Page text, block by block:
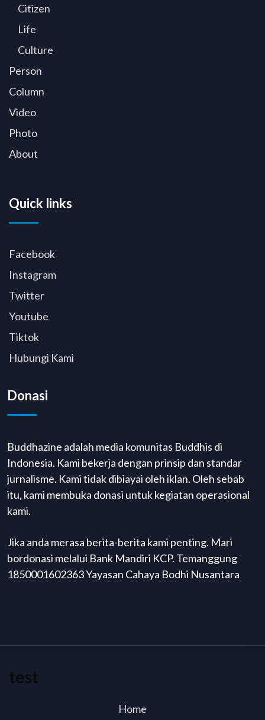
Citizen
Life
Culture
Person
Column
Video
Photo
About
Quick links
Facebook
Instagram
Twitter
Youtube
Tiktok
Hubungi Kami
Donasi
Buddhazine adalah media komunitas Buddhis di
Indonesia. Kami bekerja dengan prinsip dan standar
jurnalisme. Kami tidak dibiayai oleh iklan. Oleh sebab
itu, kami membuka donasi untuk kegiatan operasional
kami.
Jika anda merasa berita-berita kami penting. Mari
bordonasi melalui Bank Mandiri KCP. Temanggung
1850001602363 Yayasan Cahaya Bodhi Nusantara
test
Home